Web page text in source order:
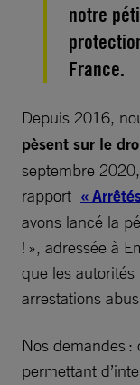
notre
France.
Depuis 2016,
pèsent sur le
septembre
rapport «
avons lancé la
! », adressée à
que les
arrestations
Nos demandes
permettant